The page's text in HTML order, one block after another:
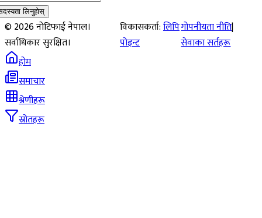
लिनुहोस्
©2026नोटिफाई नेपाल।
सर्वाधिकार सुरक्षित।
विकासकर्ता:लिपि
पोइन्ट
गोपनीयता नीति|
सेवाका सर्तहरू
होम
समाचार
श्रेणीहरू
स्रोतहरू